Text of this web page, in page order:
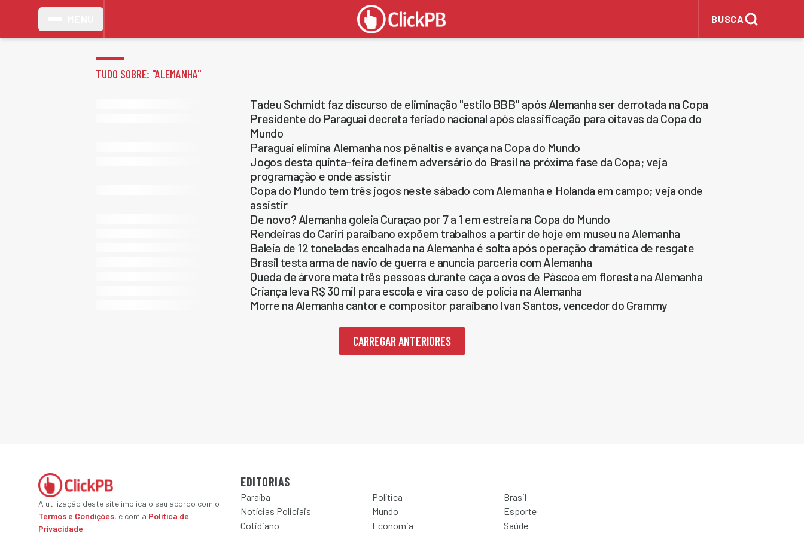
BUSCA
TUDO SOBRE: "ALEMANHA"
Tadeu Schmidt faz discurso de eliminação "estilo BBB" após Alemanha ser derrotada na Copa
Presidente do Paraguai decreta feriado nacional após classificação para oitavas da Copa do
Mundo
Paraguai elimina Alemanha nos pênaltis e avança na Copa do Mundo
Jogos desta quinta-feira definem adversário do Brasil na próxima fase da Copa; veja
programação e onde assistir
Copa do Mundo tem três jogos neste sábado com Alemanha e Holanda em campo; veja onde
assistir
De novo? Alemanha goleia Curaçao por 7 a 1 em estreia na Copa do Mundo
Rendeiras do Cariri paraibano expõem trabalhos a partir de hoje em museu na Alemanha
Baleia de 12 toneladas encalhada na Alemanha é solta após operação dramática de resgate
Brasil testa arma de navio de guerra e anuncia parceria com Alemanha
Queda de árvore mata três pessoas durante caça a ovos de Páscoa em floresta na Alemanha
Criança leva R$ 30 mil para escola e vira caso de polícia na Alemanha
Morre na Alemanha cantor e compositor paraibano Ivan Santos, vencedor do Grammy
CARREGAR ANTERIORES
A utilização deste site implica o seu acordo com o
Termos e Condições, e com a Política de
Privacidade.
EDITORIAS
Paraíba Política
Brasil
Notícias Policiais
Mundo
Esporte
Cotidiano
Economia
Saúde